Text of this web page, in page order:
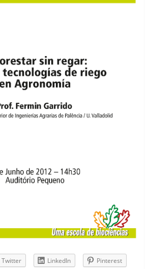
Twitter LinkedIn
Pinterest